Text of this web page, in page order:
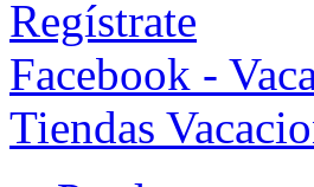
Regístrate
Facebook -
Tiendas